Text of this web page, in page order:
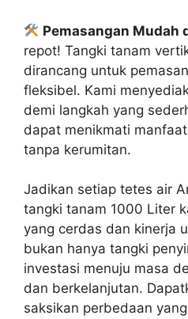
Pemasangan Mudah
repot! Tangki tanam
dirancang untuk
fleksibel. Kami
demi langkah yang
dapat menikmati
tanpa kerumitan.
Jadikan setiap tetes air
tangki tanam 1000 Liter
yang cerdas dan kinerja
bukan hanya tangki
investasi menuju masa
dan berkelanjutan.
saksikan perbedaan